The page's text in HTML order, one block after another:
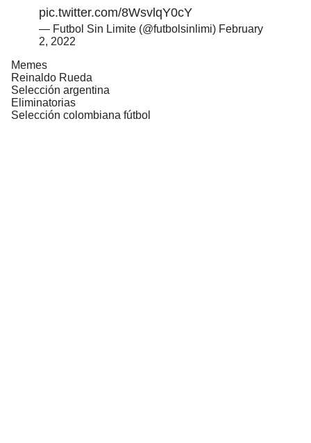
pic.twitter.com/8WsvlqY0cY
— Futbol Sin Limite (@futbolsinlimi) February
2, 2022
Memes
Reinaldo Rueda
Selección argentina
Eliminatorias
Selección colombiana fútbol